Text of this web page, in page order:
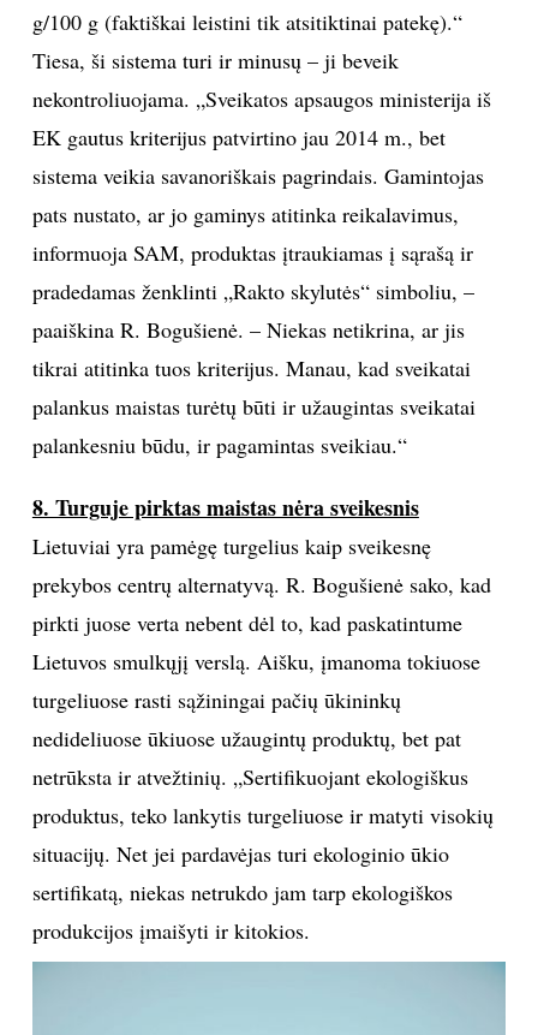
g/100 g (faktiškai leistini tik atsitiktinai patekę).“
Tiesa, ši sistema turi ir minusų – ji beveik
nekontroliuojama. „Sveikatos apsaugos ministerija iš
EK gautus kriterijus patvirtino jau 2014 m., bet
sistema veikia savanoriškais pagrindais. Gamintojas
pats nustato, ar jo gaminys atitinka reikalavimus,
informuoja SAM, produktas įtraukiamas į sąrašą ir
pradedamas ženklinti „Rakto skylutės“ simboliu, –
paaiškina R. Bogušienė. – Niekas netikrina, ar jis
tikrai atitinka tuos kriterijus. Manau, kad sveikatai
palankus maistas turėtų būti ir užaugintas sveikatai
palankesniu būdu, ir pagamintas sveikiau.“
8. Turguje pirktas maistas nėra sveikesnis
Lietuviai yra pamėgę turgelius kaip sveikesnę
prekybos centrų alternatyvą. R. Bogušienė sako, kad
pirkti juose verta nebent dėl to, kad paskatintume
Lietuvos smulkųjį verslą. Aišku, įmanoma tokiuose
turgeliuose rasti sąžiningai pačių ūkininkų
nedideliuose ūkiuose užaugintų produktų, bet pat
netrūksta ir atvežtinių. „Sertifikuojant ekologiškus
produktus, teko lankytis turgeliuose ir matyti visokių
situacijų. Net jei pardavėjas turi ekologinio ūkio
sertifikatą, niekas netrukdo jam tarp ekologiškos
produkcijos įmaišyti ir kitokios.